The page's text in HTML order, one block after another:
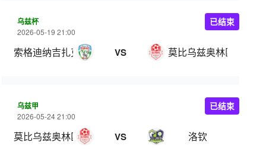
乌兹杯
2026-05-19 21:00
索格迪纳吉扎克 VS 莫比乌兹奥林匹克
已结束
乌兹甲
2026-05-24 21:00
莫比乌兹奥林匹克 VS 洛钦
已结束